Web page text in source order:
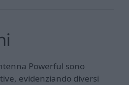
Powerful sono
evidenziando diversi